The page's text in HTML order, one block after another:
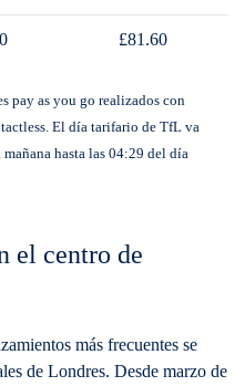
£81.60
pay as you go realizados con
El día tarifario de TfL va
hasta las 04:29 del día
el centro de
más frecuentes se
de Londres. Desde marzo de